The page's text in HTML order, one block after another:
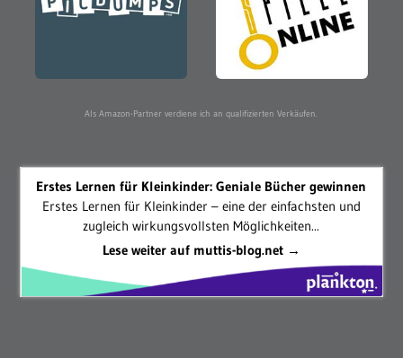
Als Amazon-Partner verdiene ich an qualifizierten Verkäufen.
Erstes Lernen für Kleinkinder: Geniale Bücher gewinnen
Erstes Lernen für Kleinkinder – eine der einfachsten und
zugleich wirkungsvollsten Möglichkeiten...
Lese weiter auf muttis-blog.net →